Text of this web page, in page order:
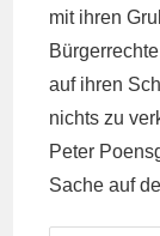
mit ihren
auf ihren
nichts zu
Peter
Sache auf